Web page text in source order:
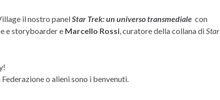
il nostro panelStar Trek: un universo transmediale con
e storyboarder e Marcello Rossi, curatore della collana diStar
o alieni sono i benvenuti.